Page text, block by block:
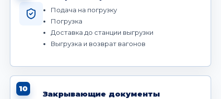
Подача на погрузку
Погрузка
Доставка до станции выгрузки
Выгрузка и возврат вагонов
10
Закрывающие документы